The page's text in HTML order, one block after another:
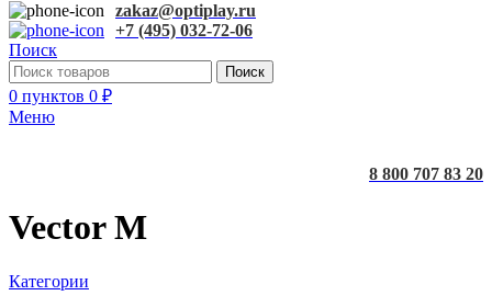
zakaz@optiplay.ru
+7 (495) 032-72-06
Поиск
Поиск
0 пунктов 0 ₽
Меню
8 800 707 83 20
Vector M
Категории